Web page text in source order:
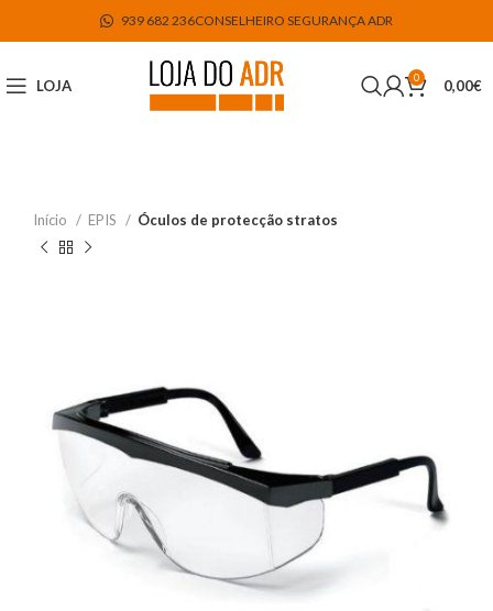
939 682 236CONSELHEIRO SEGURANÇA ADR
LOJA 0 0,00€
Início EPIS Óculos de protecção stratos